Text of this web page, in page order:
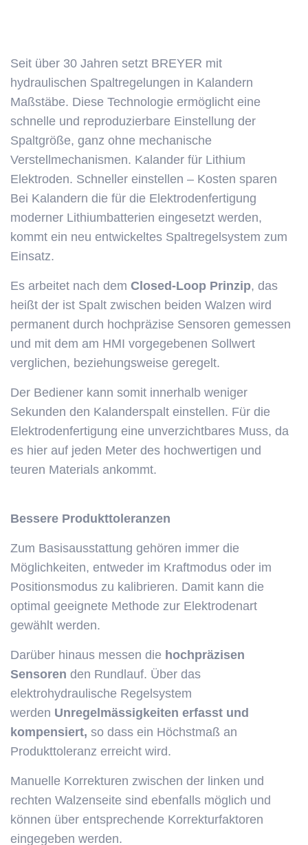
Seit über 30 Jahren setzt BREYER mit
hydraulischen Spaltregelungen in Kalandern
Maßstäbe. Diese Technologie ermöglicht eine
schnelle und reproduzierbare Einstellung der
Spaltgröße, ganz ohne mechanische
Verstellmechanismen. Kalander für Lithium
Elektroden. Schneller einstellen – Kosten sparen
Bei Kalandern die für die Elektrodenfertigung
moderner Lithiumbatterien eingesetzt werden,
kommt ein neu entwickeltes Spaltregelsystem zum
Einsatz.
Es arbeitet nach dem Closed-Loop Prinzip, das
heißt der ist Spalt zwischen beiden Walzen wird
permanent durch hochpräzise Sensoren gemessen
und mit dem am HMI vorgegebenen Sollwert
verglichen, beziehungsweise geregelt.
Der Bediener kann somit innerhalb weniger
Sekunden den Kalanderspalt einstellen. Für die
Elektrodenfertigung eine unverzichtbares Muss, da
es hier auf jeden Meter des hochwertigen und
teuren Materials ankommt.
Bessere Produkttoleranzen
Zum Basisausstattung gehören immer die
Möglichkeiten, entweder im Kraftmodus oder im
Positionsmodus zu kalibrieren. Damit kann die
optimal geeignete Methode zur Elektrodenart
gewählt werden.
Darüber hinaus messen die hochpräzisen
Sensoren den Rundlauf. Über das
elektrohydraulische Regelsystem
werden Unregelmässigkeiten erfasst und
kompensiert, so dass ein Höchstmaß an
Produkttoleranz erreicht wird.
Manuelle Korrekturen zwischen der linken und
rechten Walzenseite sind ebenfalls möglich und
können über entsprechende Korrekturfaktoren
eingegeben werden.